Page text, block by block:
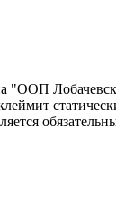
"ООП